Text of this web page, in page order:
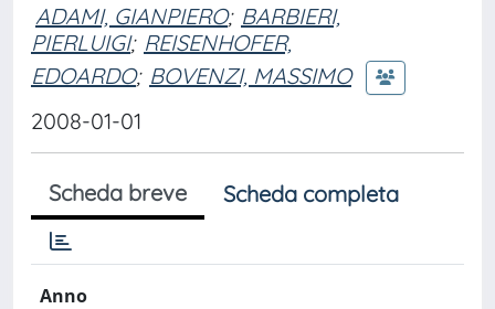
ADAMI, GIANPIERO; BARBIERI,
PIERLUIGI; REISENHOFER,
EDOARDO; BOVENZI, MASSIMO
2008-01-01
Scheda breve Scheda completa
Anno